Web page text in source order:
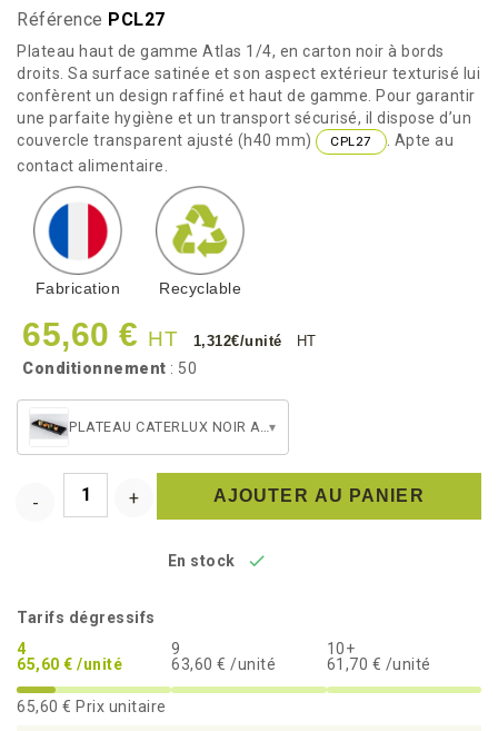
Référence PCL27
Plateau haut de gamme Atlas 1/4, en carton noir à bords
droits. Sa surface satinée et son aspect extérieur texturisé lui
confèrent un design raffiné et haut de gamme. Pour garantir
une parfaite hygiène et un transport sécurisé, il dispose d’un
couvercle transparent ajusté (h40 mm)
CPL27
. Apte au
contact alimentaire.
Fabrication Recyclable
65,60 € HT 1,312€/unité HT
Conditionnement : 50
▾
AJOUTER AU PANIER
En stock 
Tarifs dégressifs
4
65,60 € /unité
9
63,60 € /unité
10+
61,70 € /unité
65,60 € Prix unitaire